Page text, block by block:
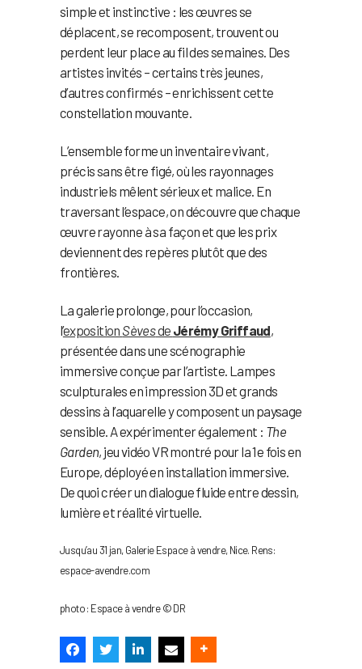
simple et instinctive : les œuvres se
déplacent, se recomposent, trouvent ou
perdent leur place au fil des semaines. Des
artistes invités – certains très jeunes,
d’autres confirmés – enrichissent cette
constellation mouvante.
L’ensemble forme un inventaire vivant,
précis sans être figé, où les rayonnages
industriels mêlent sérieux et malice. En
traversant l’espace, on découvre que chaque
œuvre rayonne à sa façon et que les prix
deviennent des repères plutôt que des
frontières.
La galerie prolonge, pour l’occasion,
l’exposition Sèvesde Jérémy Griffaud,
présentée dans une scénographie
immersive conçue par l’artiste. Lampes
sculpturales en impression 3D et grands
dessins à l’aquarelle y composent un paysage
sensible. A expérimenter également : The
Garden, jeu vidéo VR montré pour la 1e fois en
Europe, déployé en installation immersive.
De quoi créer un dialogue fluide entre dessin,
lumière et réalité virtuelle.
Jusqu’au 31 jan, Galerie Espace à vendre, Nice. Rens:
espace-avendre.com
photo : Espace à vendre © DR